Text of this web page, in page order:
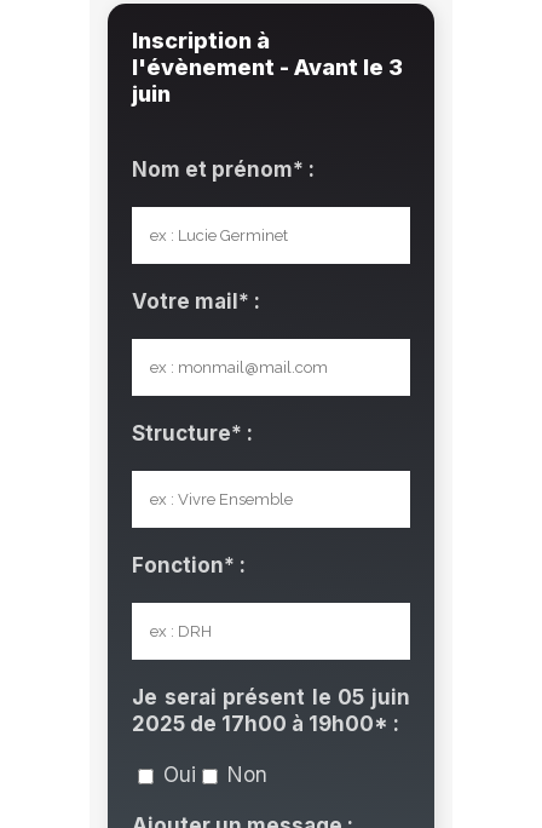
Inscription à
l'évènement - Avant le 3
juin
Nom et prénom* :
Votre mail* :
Structure* :
Fonction* :
Je serai présent le 05 juin
2025 de 17h00 à 19h00* :
Oui Non